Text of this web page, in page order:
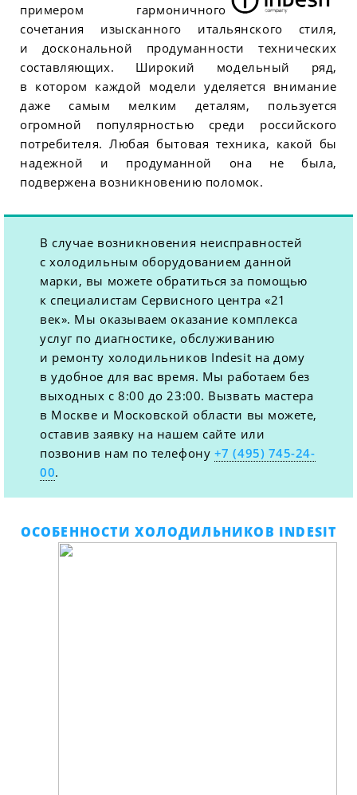
примером гармоничного
сочетания изысканного итальянского стиля,
и доскональной продуманности технических
составляющих. Широкий модельный ряд,
в котором каждой модели уделяется внимание
даже самым мелким деталям, пользуется
огромной популярностью среди российского
потребителя. Любая бытовая техника, какой бы
надежной и продуманной она не была,
подвержена возникновению поломок.
В случае возникновения неисправностей
с холодильным оборудованием данной
марки, вы можете обратиться за помощью
к специалистам Сервисного центра «21
век». Мы оказываем оказание комплекса
услуг по диагностике, обслуживанию
и ремонту холодильников Indesit на дому
в удобное для вас время. Мы работаем без
выходных с 8:00 до 23:00. Вызвать мастера
в Москве и Московской области вы можете,
оставив заявку на нашем сайте или
позвонив нам по телефону +7 (495) 745-24-
00.
ОСОБЕННОСТИ ХОЛОДИЛЬНИКОВ INDESIT